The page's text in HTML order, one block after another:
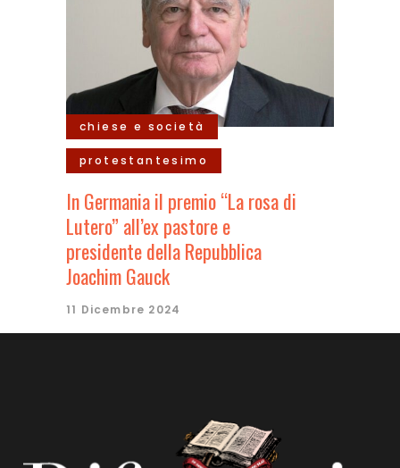
chiese e società
protestantesimo
In Germania il premio “La rosa di
Lutero” all’ex pastore e
presidente della Repubblica
Joachim Gauck
11 Dicembre 2024